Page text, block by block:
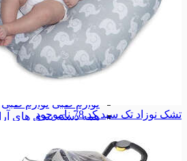
کیف کیف
کیف کمری کیف
همه دسته بندی های
مد و پوشاک مد و پوشاک
لوازم آرایشی لوازم
لوازم طبی لوازم طبی
همه دسته بندی های
آرایشی، بهداشت و سلامت
کیف، کوله و جا مدادی
تشک نوزاد تک سبد کد 78 ناموجود